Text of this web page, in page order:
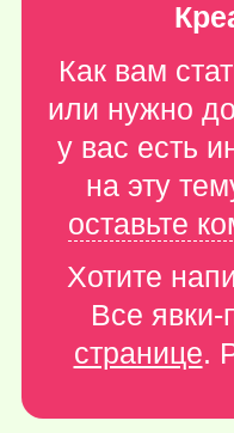
Как вам
или нужно
у вас есть
на эту
оставьте
Хотите
Все явки-
странице.